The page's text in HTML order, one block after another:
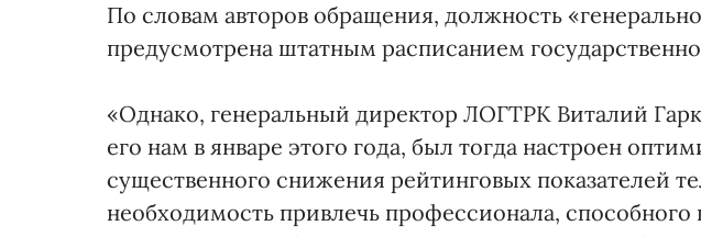
По словам авторов обращения, должность
предусмотрена штатным расписанием
«Однако, генеральный директор ЛОГТРК Виталий
его нам в январе этого года, был тогда настроен
существенного снижения рейтинговых показателей
необходимость привлечь профессионала, способного